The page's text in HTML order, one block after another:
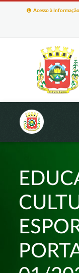
Acesso à Informação